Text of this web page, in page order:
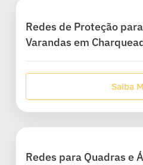
Redes de Proteção
Varandas em
Saiba
Redes para Quadras e